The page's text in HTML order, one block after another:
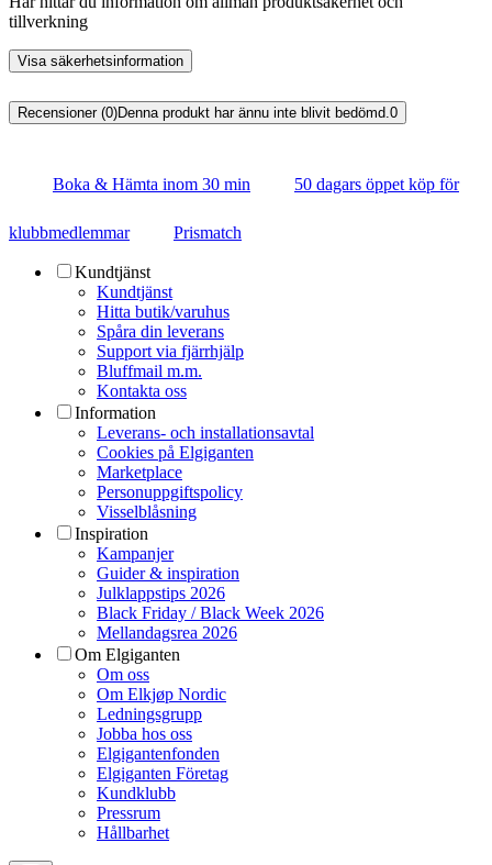
tillverkning
Visa säkerhetsinformation
Recensioner (0)Denna produkt har ännu inte blivit bedömd. 0
Boka & Hämta inom 30 min 50 dagars öppet köp för
klubbmedlemmar Prismatch
Kundtjänst
Kundtjänst
Hitta butik/varuhus
Spåra din leverans
Support via fjärrhjälp
Bluffmail m.m.
Kontakta oss
Information
Leverans- och installationsavtal
Cookies på Elgiganten
Marketplace
Personuppgiftspolicy
Visselblåsning
Inspiration
Kampanjer
Guider & inspiration
Julklappstips 2026
Black Friday / Black Week 2026
Mellandagsrea 2026
Om Elgiganten
Om oss
Om Elkjøp Nordic
Ledningsgrupp
Jobba hos oss
Elgigantenfonden
Elgiganten Företag
Kundklubb
Pressrum
Hållbarhet